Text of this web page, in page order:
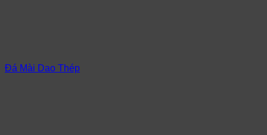
Đá Mài Dao Thép